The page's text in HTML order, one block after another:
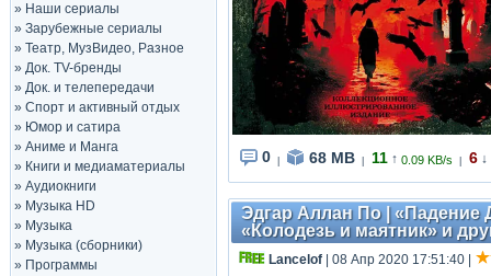
» Наши сериалы
» Зарубежные сериалы
» Театр, МузВидео, Разное
» Док. TV-бренды
» Док. и телепередачи
» Спорт и активный отдых
» Юмор и сатира
» Аниме и Манга
» Книги и медиаматериалы
» Аудиокниги
» Музыка HD
» Музыка
» Музыка (сборники)
» Программы
0 68 MB 11 ↑ 0.09 KB/s 6 ↓
Эдгар Аллан По | «Падение
«Колодезь и маятник» и
Lancelof | 08 Апр 2020 17:51:40